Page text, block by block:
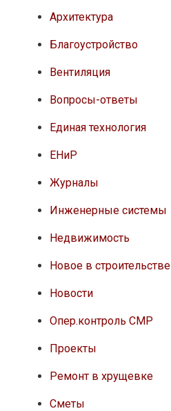
Архитектура
Благоустройство
Вентиляция
Вопросы-ответы
Единая технология
ЕНиР
Журналы
Инженерные системы
Недвижимость
Новое в строительстве
Новости
Опер.контроль СМР
Проекты
Ремонт в хрущевке
Сметы